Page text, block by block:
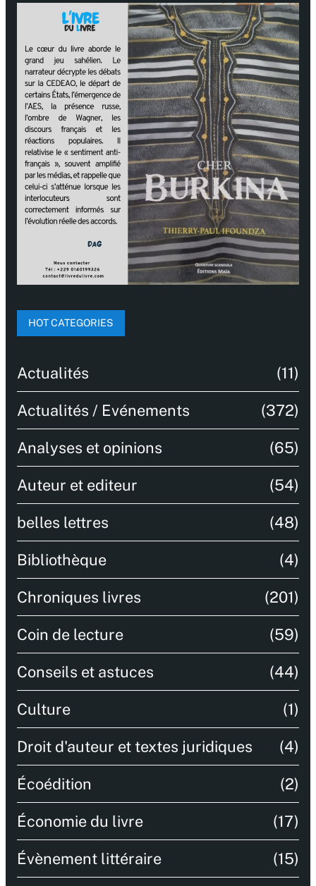
HOT CATEGORIES
Actualités (11)
Actualités / Evénements (372)
Analyses et opinions (65)
Auteur et editeur (54)
belles lettres (48)
Bibliothèque (4)
Chroniques livres (201)
Coin de lecture (59)
Conseils et astuces (44)
Culture (1)
Droit d'auteur et textes juridiques (4)
Écoédition (2)
Économie du livre (17)
Évènement littéraire (15)